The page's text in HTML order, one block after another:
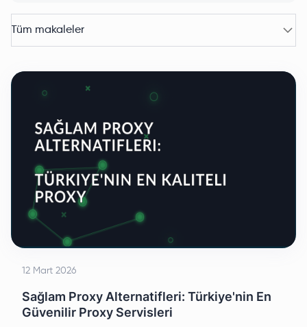
Tüm makaleler
12 Mart 2026
Sağlam Proxy Alternatifleri: Türkiye'nin En
Güvenilir Proxy Servisleri